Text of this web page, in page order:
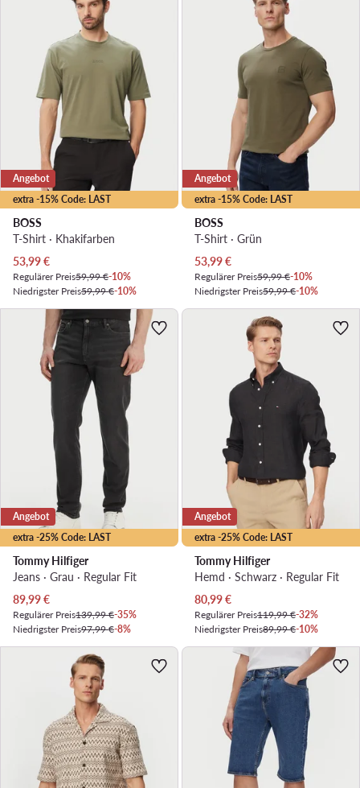
extra -15% Code: LAST
Angebot
BOSS
T-Shirt · Khakifarben
Aktueller Preis
53,99€
Regulärer Preis59,99 €-10%
Niedrigster Preis59,99 €-10%
extra -15% Code: LAST
Angebot
BOSS
T-Shirt · Grün
Aktueller Preis
53,99€
Regulärer Preis59,99 €-10%
Niedrigster Preis59,99 €-10%
extra -25% Code: LAST
Angebot
Tommy Hilfiger
Jeans · Grau · Regular Fit
Aktueller Preis
89,99€
Regulärer Preis139,99 €-35%
Niedrigster Preis97,99 €-8%
extra -25% Code: LAST
Angebot
Tommy Hilfiger
Hemd · Schwarz · Regular Fit
Aktueller Preis
80,99€
Regulärer Preis119,99 €-32%
Niedrigster Preis89,99 €-10%